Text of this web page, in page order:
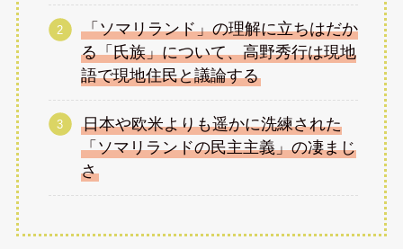
「ソマリランド」の理解に立ちはだか
る「氏族」について、高野秀行は現地
語で現地住民と議論する
日本や欧米よりも遥かに洗練された
「ソマリランドの民主主義」の凄まじ
さ